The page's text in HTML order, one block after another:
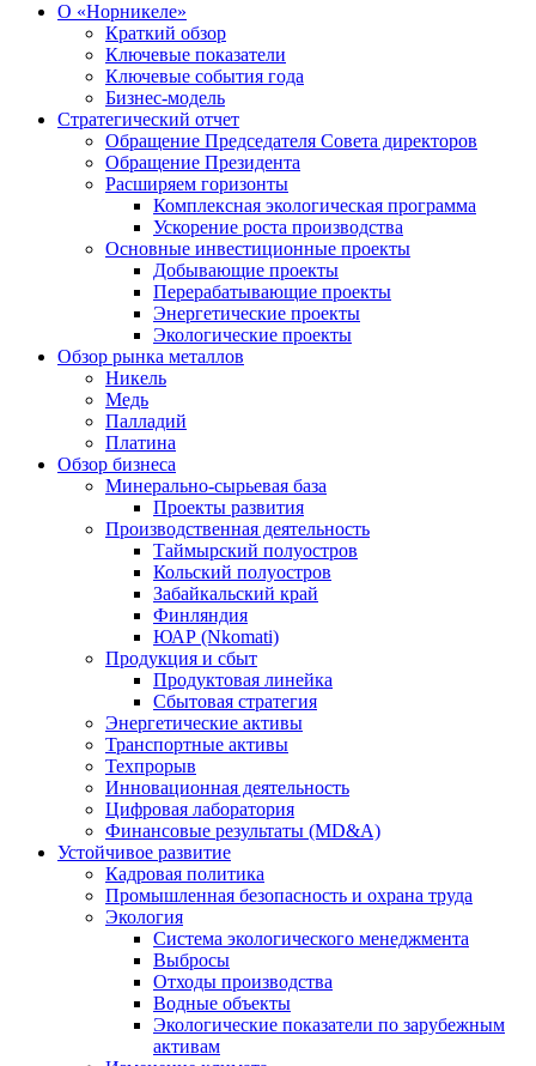
О «Норникеле»
Краткий обзор
Ключевые показатели
Ключевые события года
Бизнес-модель
Стратегический отчет
Обращение Председателя Совета директоров
Обращение Президента
Расширяем горизонты
Комплексная экологическая программа
Ускорение роста производства
Основные инвестиционные проекты
Добывающие проекты
Перерабатывающие проекты
Энергетические проекты
Экологические проекты
Обзор рынка металлов
Никель
Медь
Палладий
Платина
Обзор бизнеса
Минерально-сырьевая база
Проекты развития
Производственная деятельность
Таймырский полуостров
Кольский полуостров
Забайкальский край
Финляндия
ЮАР (Nkomati)
Продукция и сбыт
Продуктовая линейка
Сбытовая стратегия
Энергетические активы
Транспортные активы
Техпрорыв
Инновационная деятельность
Цифровая лаборатория
Финансовые результаты (MD&A)
Устойчивое развитие
Кадровая политика
Промышленная безопасность и охрана труда
Экология
Система экологического менеджмента
Выбросы
Отходы производства
Водные объекты
Экологические показатели по зарубежным
активам